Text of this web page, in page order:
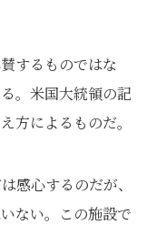
するものではな
。米国大統領の記
方によるものだ。
感心するのだが、
ない。この施設で